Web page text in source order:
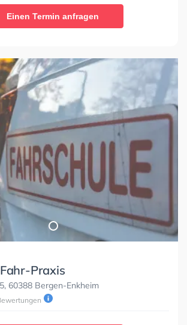
Einen Termin anfragen
Praxis
60388 Bergen-Enkheim